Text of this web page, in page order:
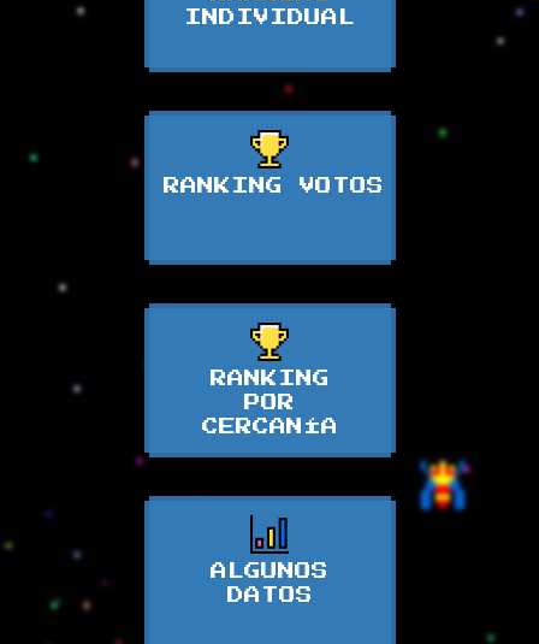
INDIVIDUAL
RANKING VOTOS
RANKING
POR
CERCANÍA
ALGUNOS
DATOS